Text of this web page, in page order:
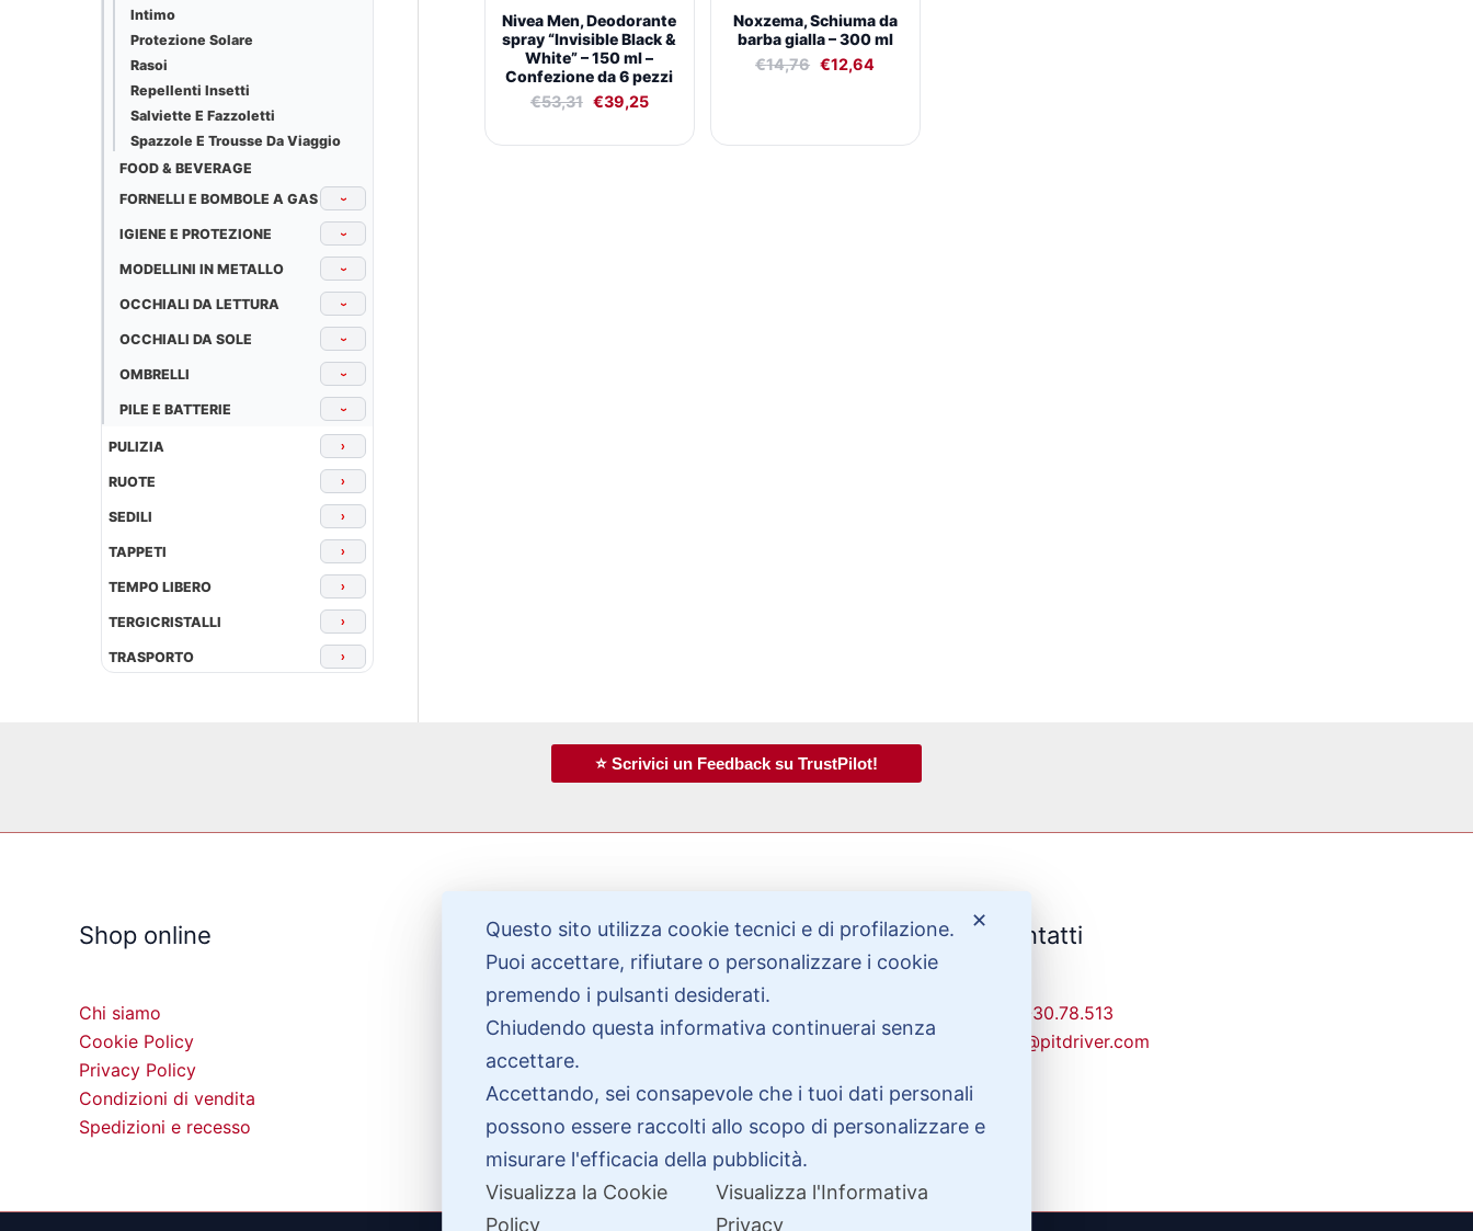
Intimo
Protezione Solare
Rasoi
Repellenti Insetti
Salviette E Fazzoletti
Spazzole E Trousse Da Viaggio
FOOD & BEVERAGE
FORNELLI E BOMBOLE A GAS
›
IGIENE E PROTEZIONE ›
MODELLINI IN METALLO ›
OCCHIALI DA LETTURA ›
OCCHIALI DA SOLE ›
OMBRELLI ›
PILE E BATTERIE ›
PULIZIA ›
RUOTE ›
SEDILI ›
TAPPETI ›
TEMPO LIBERO ›
TERGICRISTALLI ›
TRASPORTO ›
Nivea Men, Deodorante
spray “Invisible Black &
White” – 150 ml –
Confezione da 6 pezzi
€53,31 €39,25
Noxzema, Schiuma da
barba gialla – 300 ml
€14,76 €12,64
⭐ Scrivici un Feedback su TrustPilot!
Shop online
Chi siamo
Cookie Policy
Privacy Policy
Condizioni di vendita
Spedizioni e recesso
Bisogno di aiuto?
Contattaci
Garanzie
Contatti
329-30.78.513
info@pitdriver.com
✕
Questo sito utilizza cookie tecnici e di profilazione.
Puoi accettare, rifiutare o personalizzare i cookie
premendo i pulsanti desiderati.
Chiudendo questa informativa continuerai senza
accettare.
Accettando, sei consapevole che i tuoi dati personali
possono essere raccolti allo scopo di personalizzare e
misurare l'efficacia della pubblicità.
Visualizza la Cookie
Policy
Visualizza l'Informativa
Privacy